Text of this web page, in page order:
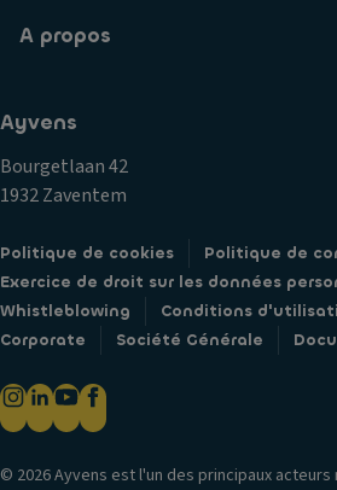
A propos
Ayvens
Bourgetlaan 42
1932 Zaventem
Politique de cookies
Politique de
Exercice de droit sur les données
Whistleblowing
Conditions
Corporate
Société Générale
© 2026 Ayvens est l'un des principaux